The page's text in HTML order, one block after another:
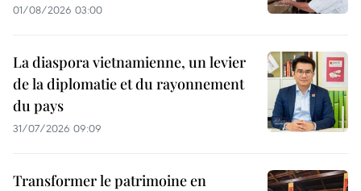
01/08/2026 03:00
La diaspora vietnamienne, un levier
de la diplomatie et du rayonnement
du pays
31/07/2026 09:09
Transformer le patrimoine en